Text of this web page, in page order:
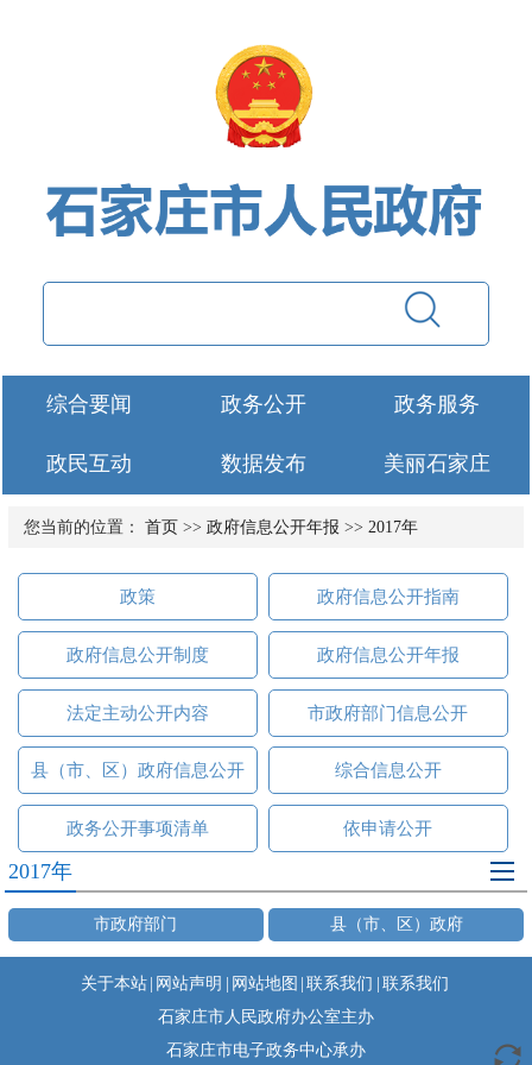
综合要闻 政务公开 政务服务
政民互动 数据发布 美丽石家庄
您当前的位置： 首页 >> 政府信息公开年报 >> 2017年
政策 政府信息公开指南
政府信息公开制度 政府信息公开年报
法定主动公开内容 市政府部门信息公开
县（市、区）政府信息公开 综合信息公开
政务公开事项清单 依申请公开
2017年
市政府部门 县（市、区）政府
关于本站 网站声明 网站地图 联系我们
联系我们
石家庄市人民政府办公室主办
石家庄市电子政务中心承办